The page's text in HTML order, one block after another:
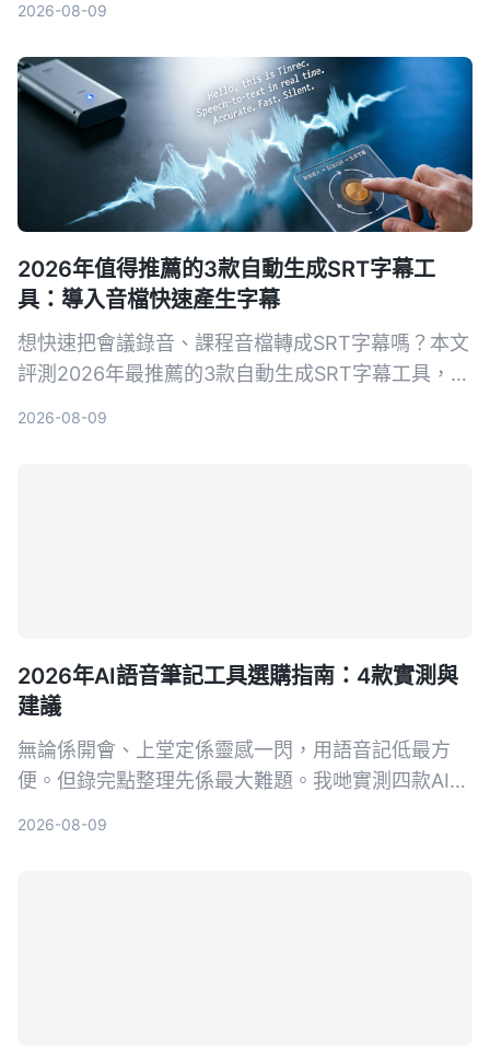
2026-08-09
2026年值得推薦的3款自動生成SRT字幕工
具：導入音檔快速產生字幕
想快速把會議錄音、課程音檔轉成SRT字幕嗎？本文
評測2026年最推薦的3款自動生成SRT字幕工具，並
2026-08-09
2026年AI語音筆記工具選購指南：4款實測與
建議
無論係開會、上堂定係靈感一閃，用語音記低最方
便。但錄完點整理先係最大難題。我哋實測四款AI語
2026-08-09